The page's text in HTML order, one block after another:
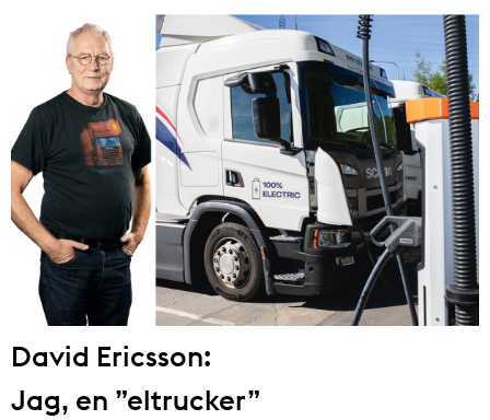
David Ericsson:
Jag, en ”eltrucker”